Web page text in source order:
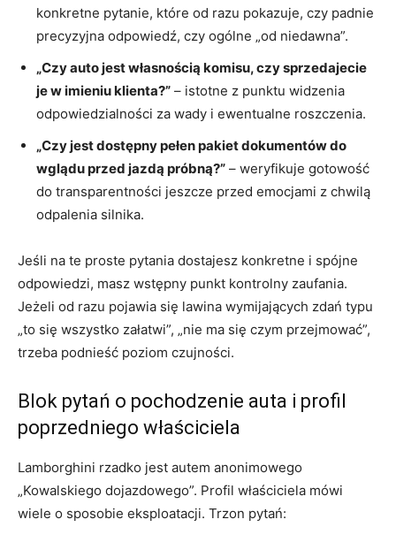
konkretne pytanie, które od razu pokazuje, czy padnie
precyzyjna odpowiedź, czy ogólne „od niedawna”.
„Czy auto jest własnością komisu, czy sprzedajecie
je w imieniu klienta?” – istotne z punktu widzenia
odpowiedzialności za wady i ewentualne roszczenia.
„Czy jest dostępny pełen pakiet dokumentów do
wglądu przed jazdą próbną?” – weryfikuje gotowość
do transparentności jeszcze przed emocjami z chwilą
odpalenia silnika.
Jeśli na te proste pytania dostajesz konkretne i spójne
odpowiedzi, masz wstępny punkt kontrolny zaufania.
Jeżeli od razu pojawia się lawina wymijających zdań typu
„to się wszystko załatwi”, „nie ma się czym przejmować”,
trzeba podnieść poziom czujności.
Blok pytań o pochodzenie auta i profil
poprzedniego właściciela
Lamborghini rzadko jest autem anonimowego
„Kowalskiego dojazdowego”. Profil właściciela mówi
wiele o sposobie eksploatacji. Trzon pytań: